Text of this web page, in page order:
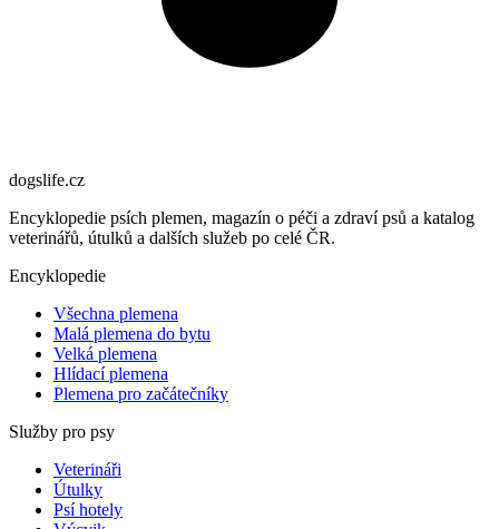
dogslife.cz
Encyklopedie psích plemen, magazín o péči a zdraví psů a katalog
veterinářů, útulků a dalších služeb po celé ČR.
Encyklopedie
Všechna plemena
Malá plemena do bytu
Velká plemena
Hlídací plemena
Plemena pro začátečníky
Služby pro psy
Veterináři
Útulky
Psí hotely